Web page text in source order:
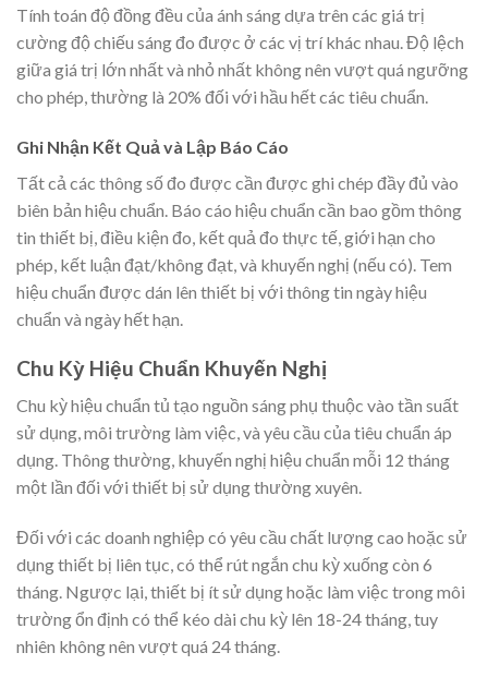
Tính toán độ đồng đều của ánh sáng dựa trên các giá trị
cường độ chiếu sáng đo được ở các vị trí khác nhau. Độ lệch
giữa giá trị lớn nhất và nhỏ nhất không nên vượt quá ngưỡng
cho phép, thường là 20% đối với hầu hết các tiêu chuẩn.
Ghi Nhận Kết Quả và Lập Báo Cáo
Tất cả các thông số đo được cần được ghi chép đầy đủ vào
biên bản hiệu chuẩn. Báo cáo hiệu chuẩn cần bao gồm thông
tin thiết bị, điều kiện đo, kết quả đo thực tế, giới hạn cho
phép, kết luận đạt/không đạt, và khuyến nghị (nếu có). Tem
hiệu chuẩn được dán lên thiết bị với thông tin ngày hiệu
chuẩn và ngày hết hạn.
Chu Kỳ Hiệu Chuẩn Khuyến Nghị
Chu kỳ hiệu chuẩn tủ tạo nguồn sáng phụ thuộc vào tần suất
sử dụng, môi trường làm việc, và yêu cầu của tiêu chuẩn áp
dụng. Thông thường, khuyến nghị hiệu chuẩn mỗi 12 tháng
một lần đối với thiết bị sử dụng thường xuyên.
Đối với các doanh nghiệp có yêu cầu chất lượng cao hoặc sử
dụng thiết bị liên tục, có thể rút ngắn chu kỳ xuống còn 6
tháng. Ngược lại, thiết bị ít sử dụng hoặc làm việc trong môi
trường ổn định có thể kéo dài chu kỳ lên 18-24 tháng, tuy
nhiên không nên vượt quá 24 tháng.